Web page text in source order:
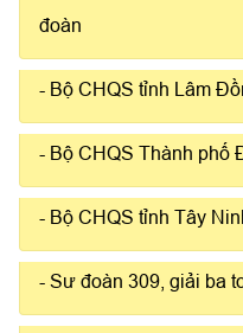
đoàn
- Bộ CHQS tỉnh Lâm
- Bộ CHQS Thành phố
- Bộ CHQS tỉnh Tây
- Sư đoàn 309, giải ba